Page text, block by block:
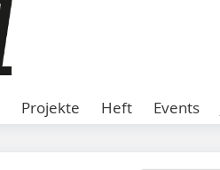
Projekte Heft Events